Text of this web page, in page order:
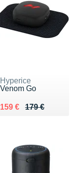
Hyperice
Venom Go
179 €
Au lieu de 179 €
159 €
Vendu 159 €